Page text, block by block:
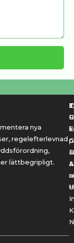
nya
regelefterlevnad
lättbegripligt.
&